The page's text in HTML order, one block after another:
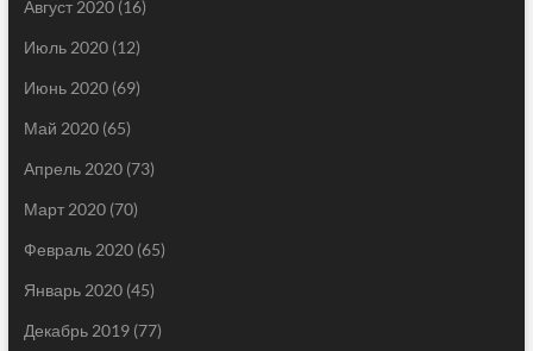
Август 2020(16)
Июль 2020(12)
Июнь 2020(69)
Май 2020(65)
Апрель 2020(73)
Март 2020(70)
Февраль 2020(65)
Январь 2020(45)
Декабрь 2019(77)